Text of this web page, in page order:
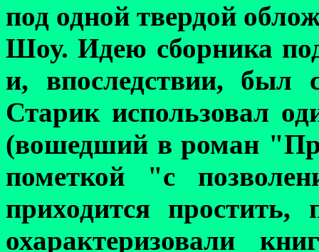
под одной твердой
Шоу. Идею сборника
и, впоследствии, был
Старик использовал
(вошедший в роман
пометкой "с
приходится простить,
охарактеризовали